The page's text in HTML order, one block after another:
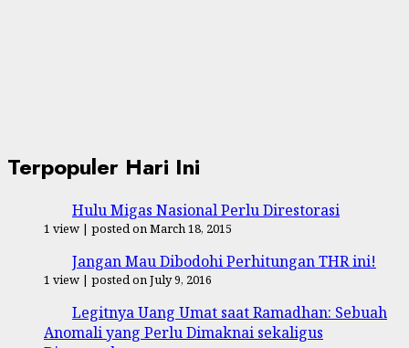
Terpopuler Hari Ini
Hulu Migas Nasional Perlu Direstorasi
1 view | posted on March 18, 2015
Jangan Mau Dibodohi Perhitungan THR ini!
1 view | posted on July 9, 2016
Legitnya Uang Umat saat Ramadhan: Sebuah
Anomali yang Perlu Dimaknai sekaligus